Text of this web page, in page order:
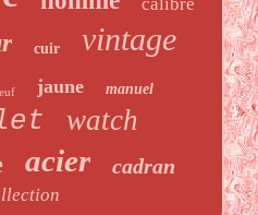
cuir vintage
jaune manuel
watch
acier cadran